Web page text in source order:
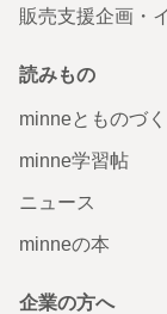
販売支援企画・
読みもの
minneとものづ
minne学習帖
ニュース
minneの本
企業の方へ